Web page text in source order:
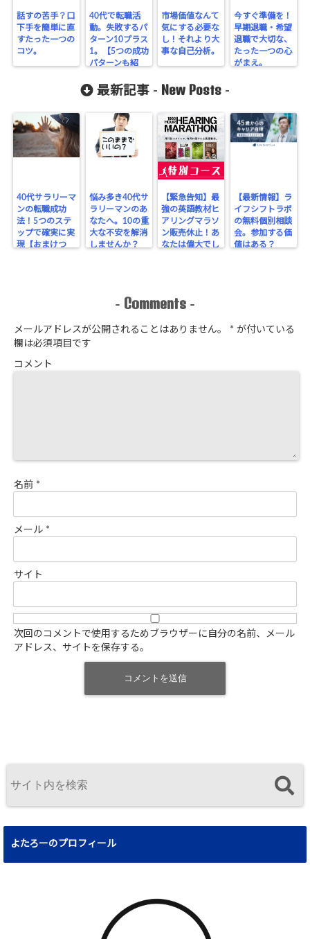
話すの苦手？口
下手を簡単に直
すたった一つの
コツ。
40代で転職活
動。失敗するパ
ターン10プラス
1。【5つの成功
パターンも紹
市場価値なんて
気にする必要な
し！それより大
事な自己分析。
今すぐ準備を！
早期退職・希望
退職で大切な、
たった一つの心
がまえ。
最新記事 - New Posts -
40代サラリーマ
ンの転職成功
法！5つのステ
ップで確実に実
現【おまけつ
悩み多き40代サ
ラリーマンのあ
なたへ。10の重
大な不安を解消
しませんか？
【緊急告知】最
強の英語教材ヒ
アリングマラソ
ン販売休止！あ
なたは偉大でし
【最新情報】ラ
イフシフトラボ
の無料個別相談
会。参加する価
値はある？
- Comments -
メールアドレスが公開されることはありません。 * が付いている
欄は必須項目です
コメント
名前 *
メール *
サイト
次回のコメントで使用するためブラウザーに自分の名前、メール
アドレス、サイトを保存する。
よたろーのプロフィール